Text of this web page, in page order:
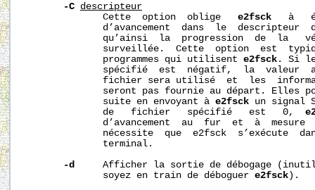
-C descripteur
              Cette  option  oblige
e2fsck
à
d’avancement  dans  le  descripteur
qu’ainsi  la  progression  de  la
surveillée.  Cette  option  est
              programmes qui utilisent
e2fsck . Si
spécifié  est  négatif,  la  valeur
fichier sera utilisé  et  les
seront pas fournie au départ. Elles
              suite en envoyant à
e2fsck un signal
              de   fichier   spécifié   est   0,
d’avancement  au  fur  et  à  mesure
nécessite  que  e2fsck  s’exécute
              terminal.
-d
Afficher la sortie de débogage
              soyez en train de déboguer
e2fsck ).